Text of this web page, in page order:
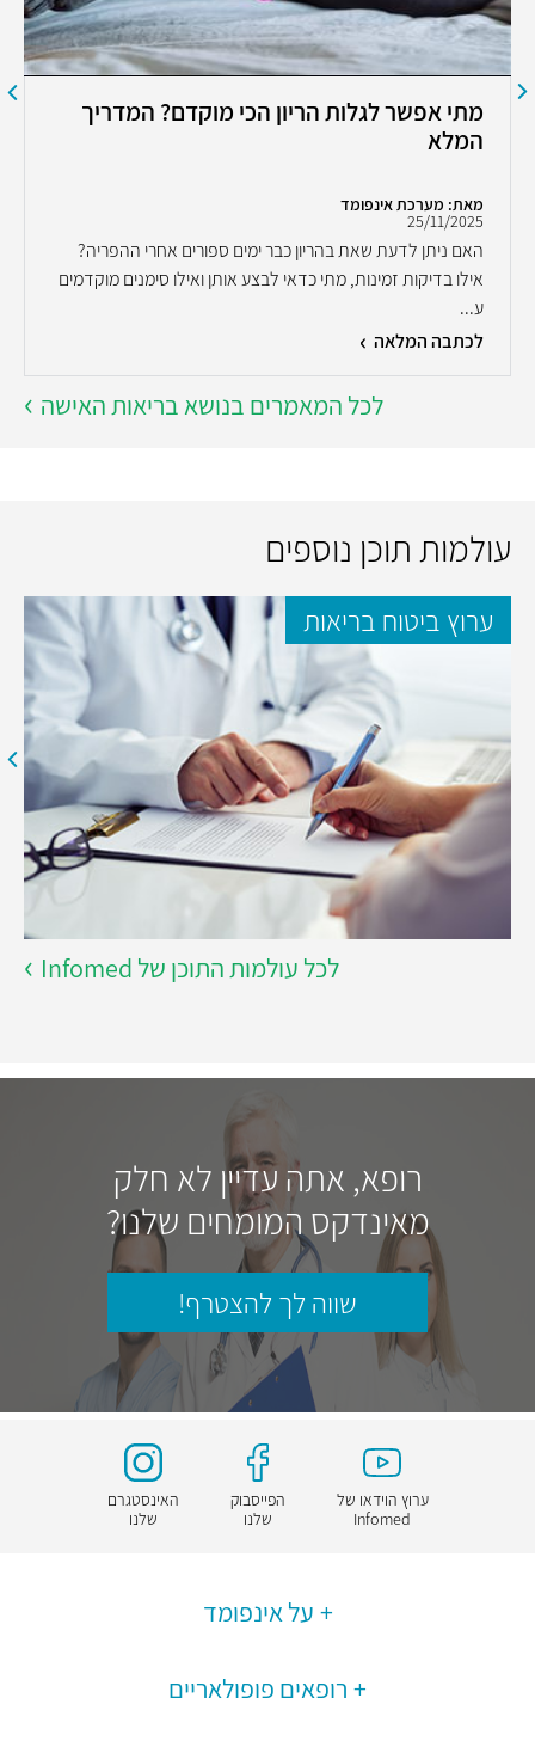
מתי אפשר לגלות הריון הכי מוקדם? המדריך
המלא
מאת: מערכת אינפומד
25/11/2025
האם ניתן לדעת שאת בהריון כבר ימים ספורים אחרי ההפריה?
אילו בדיקות זמינות, מתי כדאי לבצע אותן ואילו סימנים מוקדמים
ע...
לכתבה המלאה
לכל המאמרים בנושא בריאות האישה
עולמות תוכן נוספים
ערוץ ביטוח בריאות
לכל עולמות התוכן של Infomed
רופא, אתה עדיין לא חלק
מאינדקס המומחים שלנו?
שווה לך להצטרף!
ערוץ הוידאו של
Infomed
הפייסבוק
שלנו
האינסטגרם
שלנו
על אינפומד
רופאים פופולאריים